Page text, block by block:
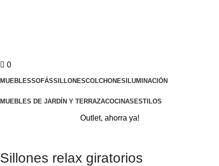
0
MUEBLESSOFÁSSILLONESCOLCHONESILUMINACIÓN
MUEBLES DE JARDÍN Y TERRAZACOCINASESTILOS
Outlet, ahorra ya!
Sillones relax giratorios